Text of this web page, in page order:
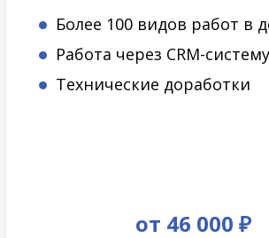
Более 100 видов работ в
Работа через CRM-систему
Технические доработки
от 46 000 ₽